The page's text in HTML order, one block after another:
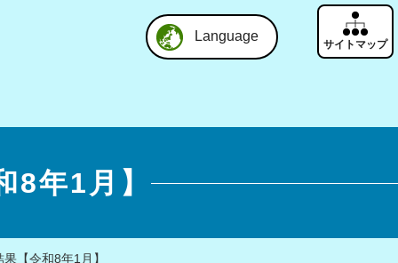
Language
年1月】
【令和8年1月】